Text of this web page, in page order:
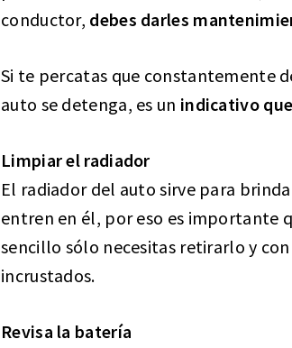
conductor, debes darles
Si te percatas que constantemente
auto se detenga, es un indicativo
Limpiar el radiador
El radiador del auto sirve para
entren en él, por eso es importante
sencillo sólo necesitas retirarlo y
incrustados.
Revisa la batería